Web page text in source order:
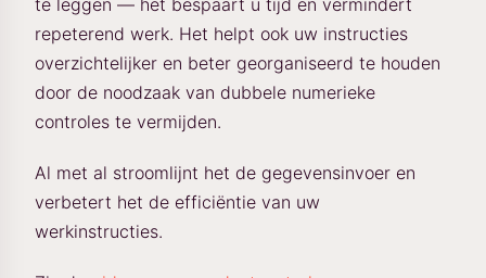
te leggen — het bespaart u tijd en vermindert
repeterend werk. Het helpt ook uw instructies
overzichtelijker en beter georganiseerd te houden
door de noodzaak van dubbele numerieke
controles te vermijden.
Al met al stroomlijnt het de gegevensinvoer en
verbetert het de efficiëntie van uw
werkinstructies.